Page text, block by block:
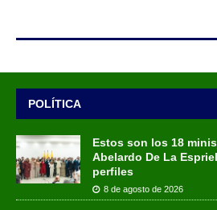
POLÍTICA
Estos son los 18
Abelardo De La
perfiles
8 de agosto de 2026